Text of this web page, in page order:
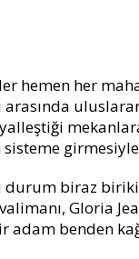
hemen her
arasında
durum biraz
Gloria
adam benden